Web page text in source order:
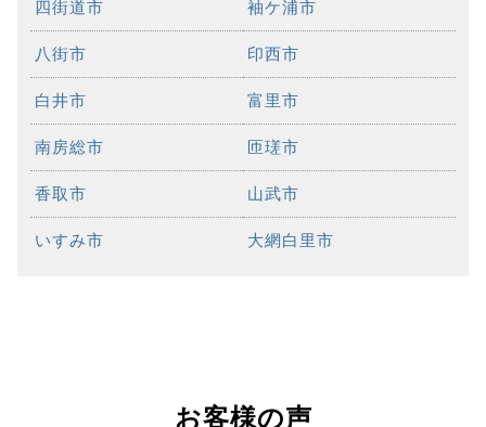
四街道市 袖ケ浦市
八街市 印西市
白井市 富里市
南房総市 匝瑳市
香取市 山武市
いすみ市 大網白里市
お客様の声